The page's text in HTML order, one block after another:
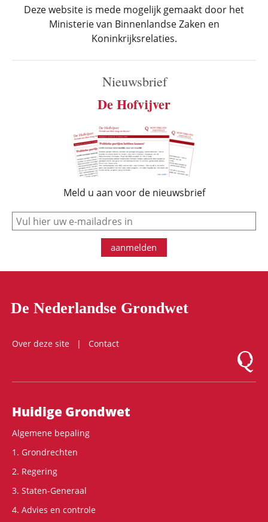
Deze website is mede mogelijk gemaakt door het
Ministerie van Binnenlandse Zaken en
Koninkrijksrelaties.
Nieuwsbrief
De Hofvijver
Meld u aan voor de nieuwsbrief
e-mail
aanmelden
De Nederlandse Grondwet
Over deze site
Contact
Logo
Hoofdnavigatie
Huidige Grondwet
Algemene bepaling
1. Grondrechten
2. Regering
3. Staten-Generaal
4. Advies en controle